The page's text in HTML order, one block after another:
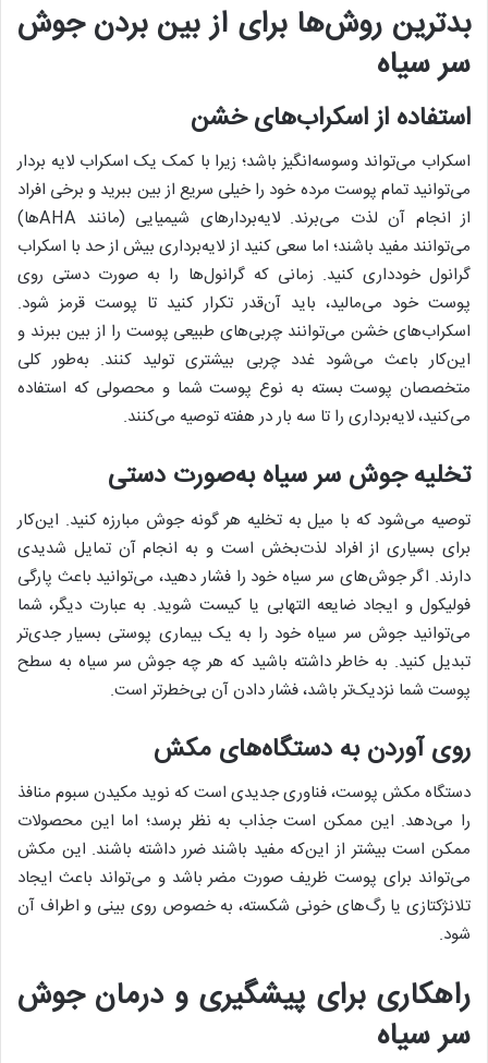
بدترین روش‌ها برای از بین بردن جوش‌
سر سیاه
استفاده از اسکراب‌های خشن
اسکراب می‌تواند وسوسه‌انگیز باشد؛ زیرا با کمک یک اسکراب لایه بردار
می‌توانید تمام پوست مرده خود را خیلی سریع از بین ببرید و برخی افراد
از انجام آن لذت می‌برند. لایه‌بردار‌های شیمیایی (مانند AHA‌ها)
می‌توانند مفید باشند؛ اما سعی کنید از لایه‌برداری بیش از حد با اسکراب
گرانول خودداری کنید. زمانی که گرانول‌ها را به صورت دستی روی
پوست خود می‌مالید، باید آن‌قدر تکرار کنید تا پوست قرمز شود.
اسکراب‌های خشن می‌توانند چربی‌های طبیعی پوست را از بین ببرند و
این‌کار باعث می‌شود غدد چربی بیشتری تولید کنند. به‌طور کلی
متخصصان پوست بسته به نوع پوست شما و محصولی که استفاده
می‌کنید، لایه‌برداری را تا سه بار در هفته توصیه می‌کنند.
تخلیه جوش سر سیاه به‌صورت دستی
توصیه می‌شود که با میل به تخلیه هر گونه جوش مبارزه کنید. این‌کار
برای بسیاری از افراد لذت‌بخش است و به انجام آن تمایل شدیدی
دارند. اگر جوش‌های سر سیاه خود را فشار دهید، می‌توانید باعث پارگی
فولیکول و ایجاد ضایعه التهابی یا کیست شوید. به عبارت دیگر، شما
می‌توانید جوش سر سیاه خود را به یک بیماری پوستی بسیار جدی‌تر
تبدیل کنید. به خاطر داشته باشید که هر چه جوش سر سیاه به سطح
پوست شما نزدیک‌تر باشد، فشار دادن آن بی‌خطرتر است.
روی آوردن به دستگاه‌های مکش
دستگاه مکش پوست، فناوری جدیدی است که نوید مکیدن سبوم منافذ
را می‌دهد. این ممکن است جذاب به نظر برسد؛ اما این محصولات
ممکن است بیشتر از این‌که مفید باشند ضرر داشته باشند. این مکش
می‌تواند برای پوست ظریف صورت مضر باشد و می‌تواند باعث ایجاد
تلانژکتازی یا رگ‌های خونی شکسته، به خصوص روی بینی و اطراف آن
شود.
راهکاری برای پیشگیری و درمان جوش‌
سر سیاه